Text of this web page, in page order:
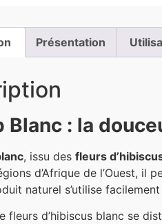
Présentation
Blanc : la
, issu desfleurs
d’Afrique de l’Ouest,
naturel s’utilise
fleurs d’hibiscus blanc se